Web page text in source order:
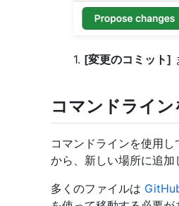
1. [変更のコミット]
コマンドライ
コマンドラインを使用
から、新しい場所に追加
多くのファイルは